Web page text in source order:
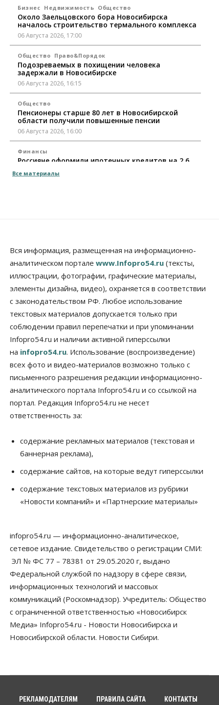
Бизнес Недвижимость Общество
Около Заельцовского бора Новосибирска
началось строительство термального комплекса
06 Августа 2026, 17:00
Общество Право&Порядок
Подозреваемых в похищении человека
задержали в Новосибирске
06 Августа 2026, 16:15
Общество
Пенсионеры старше 80 лет в Новосибирской
области получили повышенные пенсии
06 Августа 2026, 16:00
Финансы
Россияне оформили ипотечных кредитов на 2,6
06 Августа 2026, 15:53
Бизнес
Правительство России продлило разрешение на
выпуск бензина «Евро-3»
06 Августа 2026, 14:00
Общество
«За тех, у кого от 270 баллов,
настоящая борьба»: вузы настойчиво
обзванивают новосибирских высокобалльников
перед зачислением
06 Августа 2026, 13:00
Власть
Режим ЧС ввели в Омской области из-за засухи
06 Августа 2026, 12:15
Новосибирск готовится к визиту Владимира
Путина
Бизнес Недвижимость Общество
Росреестр назвал главные причины
06 Августа 2026, 12:00
Телекоммуникации
В 16 населённых пунктах Мошковского района
Бизнес Право&Порядок
Злоумышленники опять атакуют
новосибирские компании через электронную
почту
06 Августа 2026, 11:00
Общество
Медики готовятся к второму пику активности
клещей в Новосибирской области
06 Августа 2026, 10:00
06 Августа 2026, 09:00
Застройщики Новосибирска
Все материалы
Вся информация, размещенная на информационно-
аналитическом портале www.Infopro54.ru (тексты,
иллюстрации, фотографии, графические материалы,
элементы дизайна, видео), охраняется в соответствии
с законодательством РФ. Любое использование
текстовых материалов допускается только при
соблюдении правил перепечатки и при упоминании
Infopro54.ru и наличии активной гиперссылки
на infopro54.ru. Использование (воспроизведение)
всех фото и видео-материалов возможно только с
письменного разрешения редакции информационно-
аналитического портала Infopro54.ru и со ссылкой на
портал. Редакция Infopro54.ru не несет
ответственность за:
содержание рекламных материалов (текстовая и
баннерная реклама),
содержание сайтов, на которые ведут гиперссылки
содержание текстовых материалов из рубрики
«Новости компаний» и «Партнерские материалы»
infopro54.ru — информационно-аналитическое,
сетевое издание. Свидетельство о регистрации СМИ:
ЭЛ № ФС 77 – 78381 от 29.05.2020 г, выдано
Федеральной службой по надзору в сфере связи,
информационных технологий и массовых
коммуникаций (Роскомнадзор). Учредитель: Общество
с ограниченной ответственностью «Новосибирск
Медиа» Infopro54.ru - Новости Новосибирска и
Новосибирской области. Новости Сибири.
РЕКЛАМОДАТЕЛЯМ ПРАВИЛА САЙТА КОНТАКТЫ